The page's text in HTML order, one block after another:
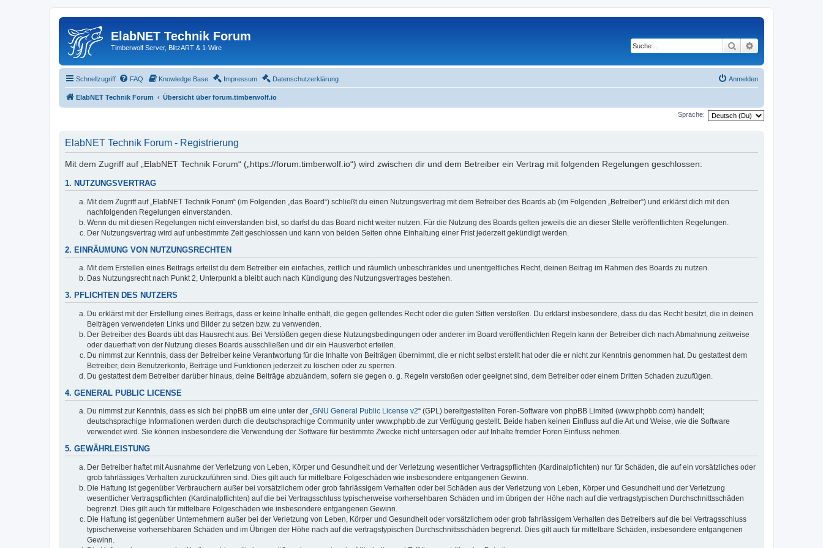
ElabNET Technik Forum
Timberwolf Server, BlitzART & 1-Wire Suche
Schnellzugriff FAQ Knowledge Base Impressum Datenschutzerklärung Anmelden
ElabNET Technik Forum Übersicht über forum.timberwolf.io
Sprache:
ElabNET Technik Forum - Registrierung
Mit dem Zugriff auf „ElabNET Technik Forum“ („https://forum.timberwolf.io“) wird zwischen dir und dem Betreiber ein Vertrag mit folgenden Regelungen geschlossen:
1. NUTZUNGSVERTRAG
Mit dem Zugriff auf „ElabNET Technik Forum“ (im Folgenden „das Board“) schließt du einen Nutzungsvertrag mit dem Betreiber des Boards ab (im Folgenden „Betreiber“) und erklärst dich mit den
nachfolgenden Regelungen einverstanden.
Wenn du mit diesen Regelungen nicht einverstanden bist, so darfst du das Board nicht weiter nutzen. Für die Nutzung des Boards gelten jeweils die an dieser Stelle veröffentlichten Regelungen.
Der Nutzungsvertrag wird auf unbestimmte Zeit geschlossen und kann von beiden Seiten ohne Einhaltung einer Frist jederzeit gekündigt werden.
2. EINRÄUMUNG VON NUTZUNGSRECHTEN
Mit dem Erstellen eines Beitrags erteilst du dem Betreiber ein einfaches, zeitlich und räumlich unbeschränktes und unentgeltliches Recht, deinen Beitrag im Rahmen des Boards zu nutzen.
Das Nutzungsrecht nach Punkt 2, Unterpunkt a bleibt auch nach Kündigung des Nutzungsvertrages bestehen.
3. PFLICHTEN DES NUTZERS
Du erklärst mit der Erstellung eines Beitrags, dass er keine Inhalte enthält, die gegen geltendes Recht oder die guten Sitten verstoßen. Du erklärst insbesondere, dass du das Recht besitzt, die in deinen
Beiträgen verwendeten Links und Bilder zu setzen bzw. zu verwenden.
Der Betreiber des Boards übt das Hausrecht aus. Bei Verstößen gegen diese Nutzungsbedingungen oder anderer im Board veröffentlichten Regeln kann der Betreiber dich nach Abmahnung zeitweise
oder dauerhaft von der Nutzung dieses Boards ausschließen und dir ein Hausverbot erteilen.
Du nimmst zur Kenntnis, dass der Betreiber keine Verantwortung für die Inhalte von Beiträgen übernimmt, die er nicht selbst erstellt hat oder die er nicht zur Kenntnis genommen hat. Du gestattest dem
Betreiber, dein Benutzerkonto, Beiträge und Funktionen jederzeit zu löschen oder zu sperren.
Du gestattest dem Betreiber darüber hinaus, deine Beiträge abzuändern, sofern sie gegen o. g. Regeln verstoßen oder geeignet sind, dem Betreiber oder einem Dritten Schaden zuzufügen.
4. GENERAL PUBLIC LICENSE
Du nimmst zur Kenntnis, dass es sich bei phpBB um eine unter der „GNU General Public License v2“ (GPL) bereitgestellten Foren-Software von phpBB Limited (www.phpbb.com) handelt;
deutschsprachige Informationen werden durch die deutschsprachige Community unter www.phpbb.de zur Verfügung gestellt. Beide haben keinen Einfluss auf die Art und Weise, wie die Software
verwendet wird. Sie können insbesondere die Verwendung der Software für bestimmte Zwecke nicht untersagen oder auf Inhalte fremder Foren Einfluss nehmen.
5. GEWÄHRLEISTUNG
Der Betreiber haftet mit Ausnahme der Verletzung von Leben, Körper und Gesundheit und der Verletzung wesentlicher Vertragspflichten (Kardinalpflichten) nur für Schäden, die auf ein vorsätzliches oder
grob fahrlässiges Verhalten zurückzuführen sind. Dies gilt auch für mittelbare Folgeschäden wie insbesondere entgangenen Gewinn.
Die Haftung ist gegenüber Verbrauchern außer bei vorsätzlichem oder grob fahrlässigem Verhalten oder bei Schäden aus der Verletzung von Leben, Körper und Gesundheit und der Verletzung
wesentlicher Vertragspflichten (Kardinalpflichten) auf die bei Vertragsschluss typischerweise vorhersehbaren Schäden und im übrigen der Höhe nach auf die vertragstypischen Durchschnittsschäden
begrenzt. Dies gilt auch für mittelbare Folgeschäden wie insbesondere entgangenen Gewinn.
Die Haftung ist gegenüber Unternehmern außer bei der Verletzung von Leben, Körper und Gesundheit oder vorsätzlichem oder grob fahrlässigem Verhalten des Betreibers auf die bei Vertragsschluss
typischerweise vorhersehbaren Schäden und im Übrigen der Höhe nach auf die vertragstypischen Durchschnittsschäden begrenzt. Dies gilt auch für mittelbare Schäden, insbesondere entgangenen
Gewinn.